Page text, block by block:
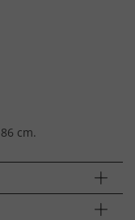
cm.